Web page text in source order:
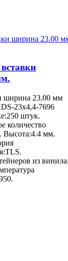
ширина 23.00 мм
23x4,4-7696
штук.
количество
Высота:4.4 мм.
из